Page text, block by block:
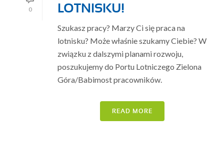
0
LOTNISKU!
Szukasz pracy? Marzy Ci się praca na
lotnisku? Może właśnie szukamy Ciebie? W
związku z dalszymi planami rozwoju,
poszukujemy do Portu Lotniczego Zielona
Góra/Babimost pracowników.
READ MORE